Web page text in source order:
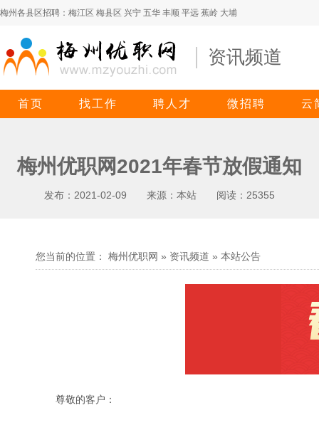
梅州各县区招聘： 梅江区 梅县区 兴宁 五华 丰顺 平远 蕉岭 大埔
资讯频道
首页 找工作 聘人才 微招聘 云
梅州优职网2021年春节放假通知
发布：2021-02-09 来源：本站 阅读：25355
您当前的位置： 梅州优职网 » 资讯频道 » 本站公告
尊敬的客户：